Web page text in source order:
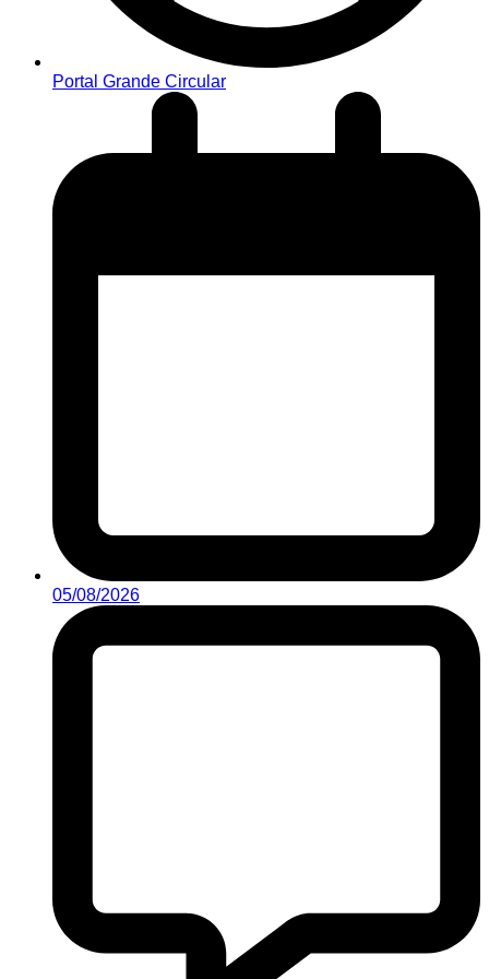
Portal Grande Circular
05/08/2026